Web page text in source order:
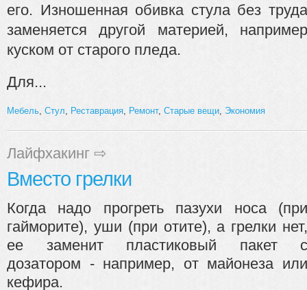
его. Изношенная обивка стула без
заменяется другой материей, например
куском от старого пледа.
Для...
Мебель Стул Реставрация Ремонт, Старые вещи Экономия
Лайфхакинг ⇨
Вместо грелки
Когда надо прогреть пазухи носа (при
гайморите), уши (при отите), а грелки нет,
ее заменит пластиковый пакет с
дозатором - например, от майонеза или
кефира.